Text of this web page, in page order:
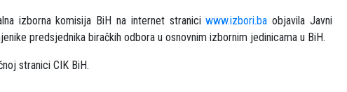
izborna komisija BiH na internet straniciwww.izbori.ba objavila Javni
predsjednika biračkih odbora u osnovnim izbornim jedinicama u BiH.
stranici CIK BiH.